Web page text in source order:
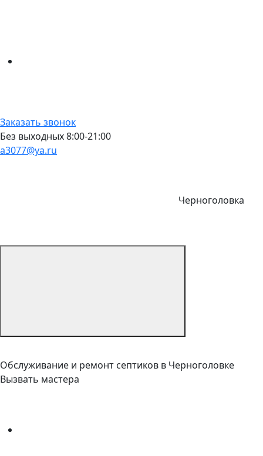
Заказать звонок
Без выходных 8:00-21:00
a3077@ya.ru
Черноголовка
Обслуживание и ремонт септиков в Черноголовке
Вызвать мастера